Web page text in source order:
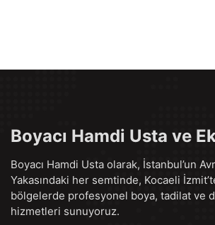
Boyacı Hamdi Usta ve
Boyacı Hamdi Usta olarak, İstanbul’un
Yakasındaki her semtinde, Kocaeli
bölgelerde profesyonel boya, tadilat ve
hizmetleri sunuyoruz.